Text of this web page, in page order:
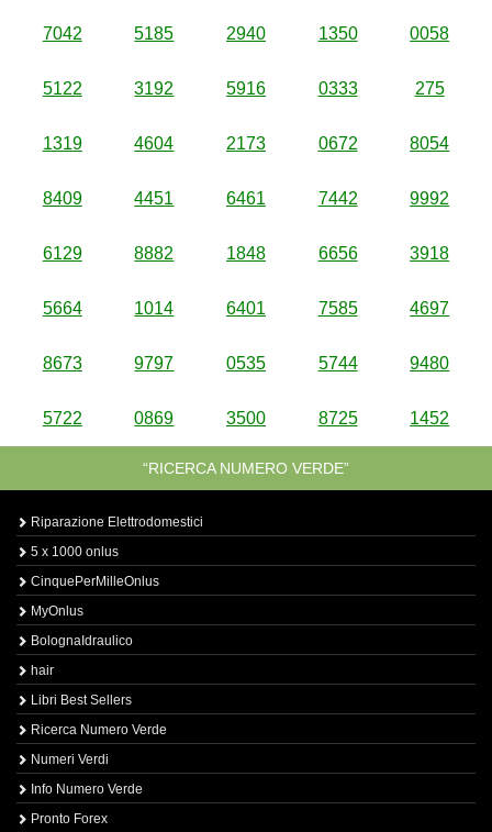
7042 5185 2940 1350 0058
5122 3192 5916 0333 275
1319 4604 2173 0672 8054
8409 4451 6461 7442 9992
6129 8882 1848 6656 3918
5664 1014 6401 7585 4697
8673 9797 0535 5744 9480
5722 0869 3500 8725 1452
“RICERCA NUMERO VERDE”
Riparazione Elettrodomestici
5 x 1000 onlus
CinquePerMilleOnlus
MyOnlus
BolognaIdraulico
hair
Libri Best Sellers
Ricerca Numero Verde
Numeri Verdi
Info Numero Verde
Pronto Forex